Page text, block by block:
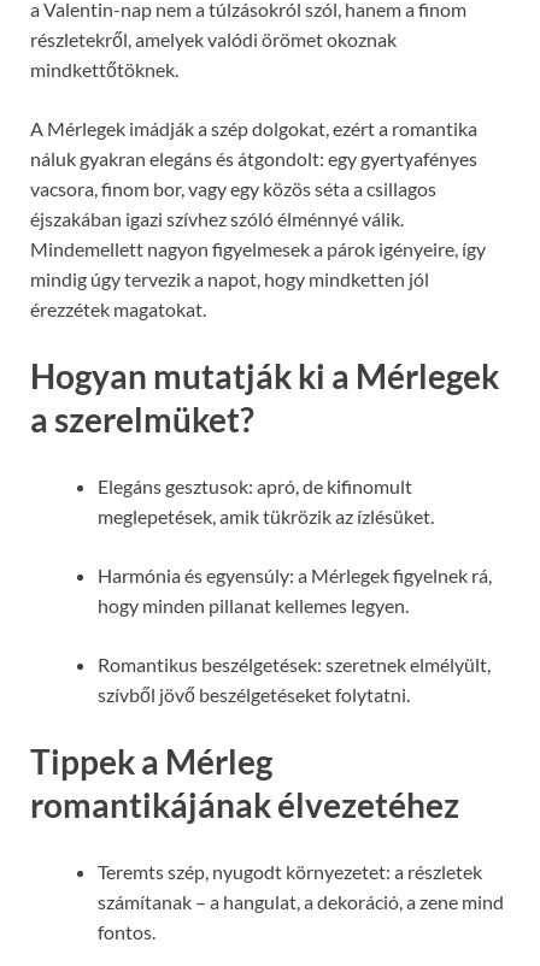
a Valentin-nap nem a túlzásokról szól, hanem a finom
részletekről, amelyek valódi örömet okoznak
mindkettőtöknek.
A Mérlegek imádják a szép dolgokat, ezért a romantika
náluk gyakran elegáns és átgondolt: egy gyertyafényes
vacsora, finom bor, vagy egy közös séta a csillagos
éjszakában igazi szívhez szóló élménnyé válik.
Mindemellett nagyon figyelmesek a párok igényeire, így
mindig úgy tervezik a napot, hogy mindketten jól
érezzétek magatokat.
Hogyan mutatják ki a Mérlegek
a szerelmüket?
Elegáns gesztusok: apró, de kifinomult
meglepetések, amik tükrözik az ízlésüket.
Harmónia és egyensúly: a Mérlegek figyelnek rá,
hogy minden pillanat kellemes legyen.
Romantikus beszélgetések: szeretnek elmélyült,
szívből jövő beszélgetéseket folytatni.
Tippek a Mérleg
romantikájának élvezetéhez
Teremts szép, nyugodt környezetet: a részletek
számítanak – a hangulat, a dekoráció, a zene mind
fontos.